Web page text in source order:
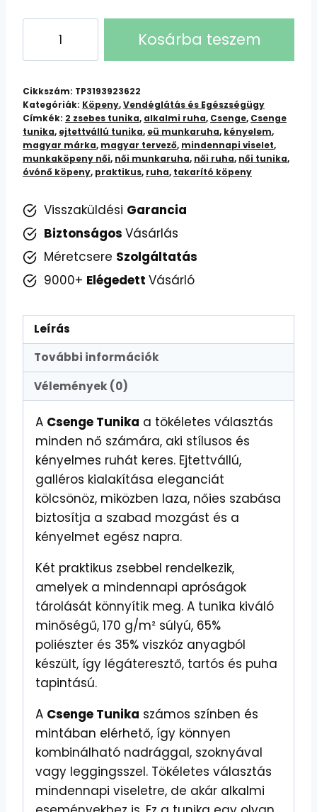
Tunika
kétzsebes
mennyiség
Kosárba teszem
Cikkszám: TP3193923622
Kategóriák: Köpeny,Vendéglátás és Egészségügy
Címkék: 2 zsebes tunika, alkalmi ruha, Csenge, Csenge
tunika, ejtettvállú tunika, eü munkaruha, kényelem,
magyar márka, magyar tervező, mindennapi viselet,
munkaköpeny női, női munkaruha, női ruha, női tunika,
óvónő köpeny, praktikus, ruha, takarító köpeny
Visszaküldési Garancia
Biztonságos Vásárlás
Méretcsere Szolgáltatás
9000+ Elégedett Vásárló
Leírás
További információk
Vélemények (0)
A Csenge Tunika a tökéletes választás
minden nő számára, aki stílusos és
kényelmes ruhát keres. Ejtettvállú,
galléros kialakítása eleganciát
kölcsönöz, miközben laza, nőies szabása
biztosítja a szabad mozgást és a
kényelmet egész napra.
Két praktikus zsebbel rendelkezik,
amelyek a mindennapi apróságok
tárolását könnyítik meg. A tunika kiváló
minőségű, 170 g/m² súlyú, 65%
poliészter és 35% viszkóz anyagból
készült, így légáteresztő, tartós és puha
tapintású.
A Csenge Tunika számos színben és
mintában elérhető, így könnyen
kombinálható nadrággal, szoknyával
vagy leggingsszel. Tökéletes választás
mindennapi viseletre, de akár alkalmi